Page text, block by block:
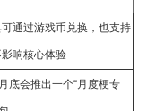
通过游戏币兑换，也支持
响核心体验
底会推出一个“月度梗专